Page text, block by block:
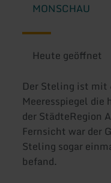
MONSCHAU
Heute geöffnet
Der Steling ist mit
Meeresspiegel die
der StädteRegion
Fernsicht war der
Steling sogar
befand.